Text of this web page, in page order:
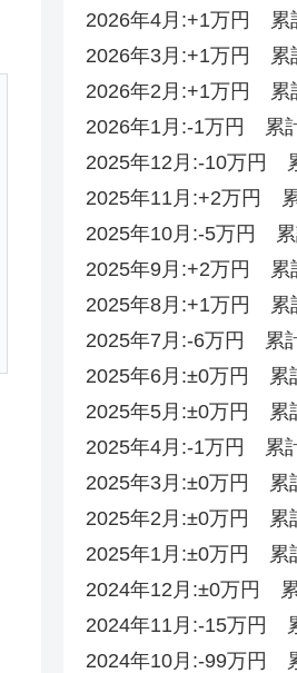
2026年4月:+1万円 累
2026年3月:+1万円 累
2026年2月:+1万円 累
2026年1月:-1万円 累
2025年12月:-10万円
2025年11月:+2万円
2025年10月:-5万円 累
2025年9月:+2万円 累
2025年8月:+1万円 累
2025年7月:-6万円 累
2025年6月:±0万円 累
2025年5月:±0万円 累
2025年4月:-1万円 累
2025年3月:±0万円 累
2025年2月:±0万円 累
2025年1月:±0万円 累
2024年12月:±0万円
2024年11月:-15万円
2024年10月:-99万円